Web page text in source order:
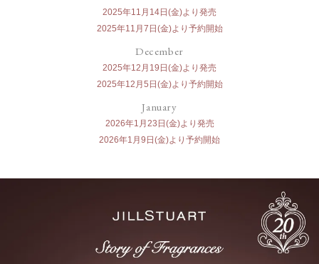
2025年11月14日(金)より発売
2025年11月7日(金)より予約開始
December
2025年12月19日(金)より発売
2025年12月5日(金)より予約開始
January
2026年1月23日(金)より発売
2026年1月9日(金)より予約開始